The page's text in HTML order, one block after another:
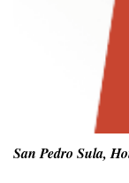
San Pedro Sula,